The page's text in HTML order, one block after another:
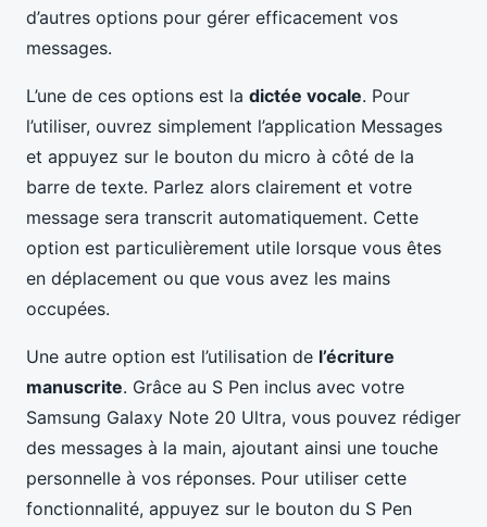
d’autres options pour gérer efficacement vos
messages.
L’une de ces options est la dictée vocale. Pour
l’utiliser, ouvrez simplement l’application Messages
et appuyez sur le bouton du micro à côté de la
barre de texte. Parlez alors clairement et votre
message sera transcrit automatiquement. Cette
option est particulièrement utile lorsque vous êtes
en déplacement ou que vous avez les mains
occupées.
Une autre option est l’utilisation de l’écriture
manuscrite. Grâce au S Pen inclus avec votre
Samsung Galaxy Note 20 Ultra, vous pouvez rédiger
des messages à la main, ajoutant ainsi une touche
personnelle à vos réponses. Pour utiliser cette
fonctionnalité, appuyez sur le bouton du S Pen